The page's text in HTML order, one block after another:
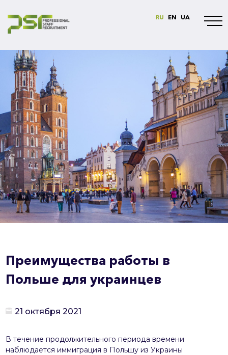
RU EN UA
Преимущества работы в
Польше для украинцев
21 октября 2021
В течение продолжительного периода времени
наблюдается иммиграция в Польшу из Украины